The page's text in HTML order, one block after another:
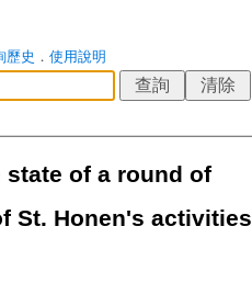
歷史 ． 使用說明
state of a round of
St. Honen's activities